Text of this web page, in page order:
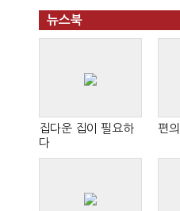
뉴스북
집다운 집이 필요하
다
편